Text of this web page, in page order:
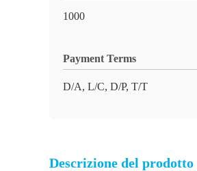
1000
Payment Terms
D/A, L/C, D/P, T/T
Descrizione del prodotto